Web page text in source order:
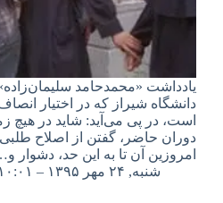
یادداشت «محمدحامد
دانشگاه شیراز که در اختیار
است، در پی می‌آید: شاید در هیچ
دوران حاضر، گفتن از اصلاح طلبی
امروزین آن تا به این حد، دشوار
شنبه, ۲۴ مهر ۱۳۹۵ – ۱۰:۰۱